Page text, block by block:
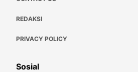
REDAKSI
PRIVACY POLICY
Sosial